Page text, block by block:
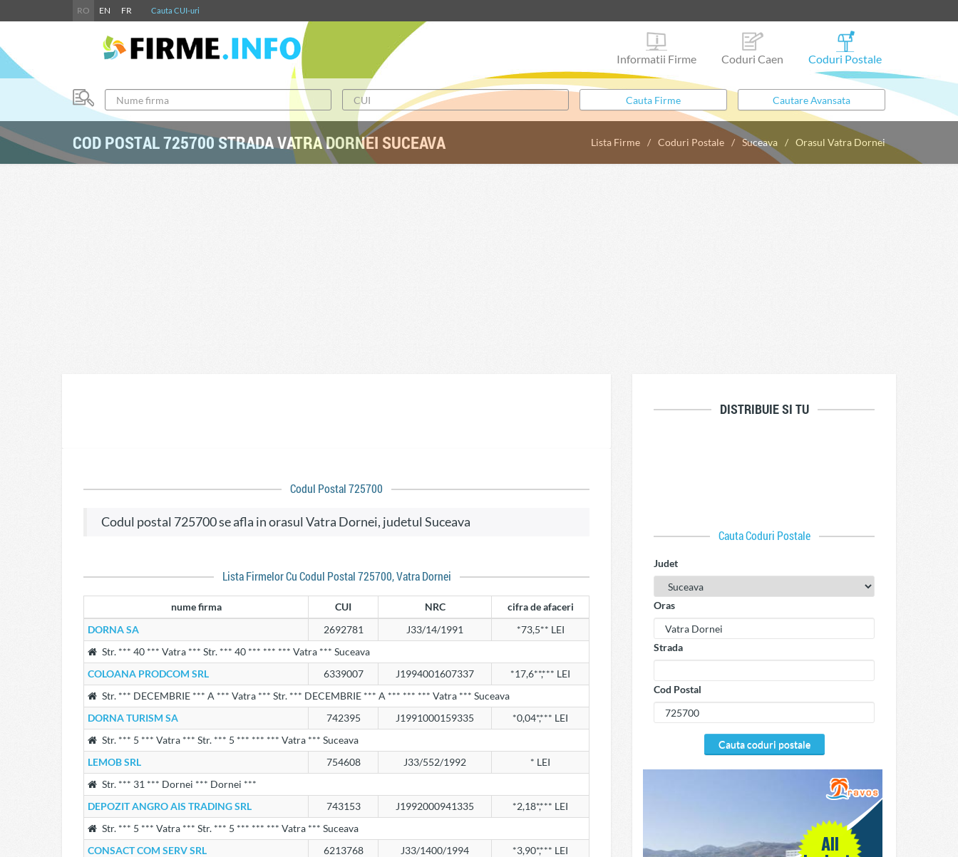
RO EN FR Cauta CUI-uri
Informatii Firme Coduri Caen Coduri Postale
COD POSTAL 725700 STRADA VATRA DORNEI SUCEAVA Lista Firme Coduri Postale Suceava Orasul Vatra Dornei
Codul Postal 725700
codul postal 725700 se afla in orasul Vatra Dornei, judetul Suceava
Lista Firmelor Cu Codul Postal 725700, Vatra Dornei
nume firma CUI NRC
cifra de afaceri
DORNA SA
2692781 J33/14/1991
*73,5** LEI
Str. *** 40 *** Vatra *** Str. *** 40 *** *** *** Vatra *** Suceava
COLOANA PRODCOM SRL
6339007 J1994001607337
*17,6**,*** LEI
Str. *** DECEMBRIE *** A *** Vatra *** Str. *** DECEMBRIE *** A *** *** *** Vatra *** Suceava
DORNA TURISM SA
742395 J1991000159335
*0,04*,*** LEI
Str. *** 5 *** Vatra *** Str. *** 5 *** *** *** Vatra *** Suceava
LEMOB SRL
754608 J33/552/1992
* LEI
Str. *** 31 *** Dornei *** Dornei ***
DEPOZIT ANGRO AIS TRADING SRL
743153 J1992000941335
*2,18*,*** LEI
Str. *** 5 *** Vatra *** Str. *** 5 *** *** *** Vatra *** Suceava
CONSACT COM SERV SRL
6213768 J33/1400/1994
*3,90*,*** LEI
DISTRIBUIE SI TU
Cauta Coduri Postale
Judet
Oras
Strada
Cod Postal
cauta coduri postale